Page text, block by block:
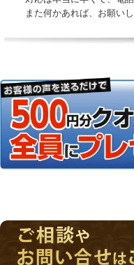
また何かあれば、お願いし